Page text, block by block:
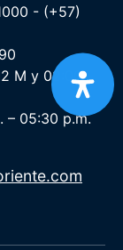
- (+57)
M y 02:00
– 05:30 p.m.